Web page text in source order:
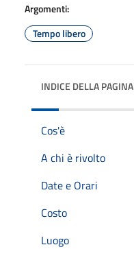
Argomenti:
Tempo libero
INDICE DELLA PAGINA
Cos'è
A chi è rivolto
Date e Orari
Costo
Luogo